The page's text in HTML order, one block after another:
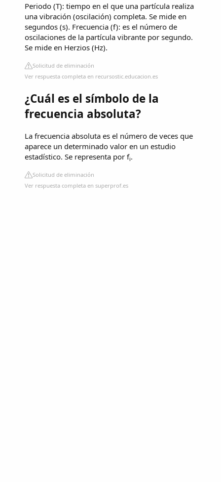
Periodo (T): tiempo en el que una partícula realiza
una vibración (oscilación) completa. Se mide en
segundos (s). Frecuencia (f): es el número de
oscilaciones de la partícula vibrante por segundo.
Se mide en Herzios (Hz).
Solicitud de eliminación
Ver respuesta completa en recursostic.educacion.es
¿Cuál es el símbolo de la
frecuencia absoluta?
La frecuencia absoluta es el número de veces que
aparece un determinado valor en un estudio
estadístico. Se representa por fi.
Solicitud de eliminación
Ver respuesta completa en superprof.es